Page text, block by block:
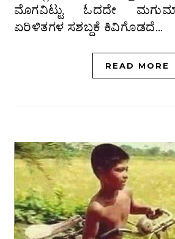
ಮೊಗವಿಟ್ಟು ಓದದೇ
ಏರಿಳಿತಗಳ ಸಶಬ್ದಕೆ ಕಿವಿಗೊಡದೆ…
READ MORE